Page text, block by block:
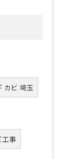
カビ 埼玉
工事